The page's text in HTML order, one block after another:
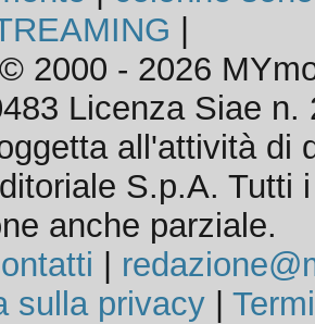
2000 - 2026
Licenza Siae n.
all'attività di
S.p.A. Tutti
anche parziale.
sulla privacy|